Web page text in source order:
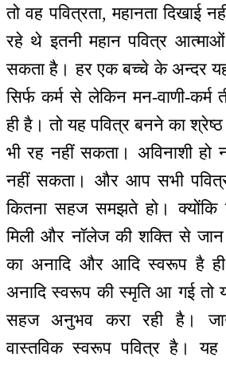
तो वह पवित्रता, महानता दिखाई
रहे थे इतनी महान पवित्र
सकता है। हर एक बच्चे के अन्दर
सिर्फ कर्म से लेकिन मन-वाणी-कर्म
ही है। तो यह पवित्र बनने का
भी रह नहीं सकता। अविनाशी हो
नहीं सकता। और आप सभी
कितना सहज समझते हो। क्योंकि
मिली और नॉलेज की शक्ति से
का अनादि और आदि स्वरूप है
अनादि स्वरूप की स्मृति आ गई तो
सहज अनुभव करा रही है।
वास्तविक स्वरूप पवित्र है।